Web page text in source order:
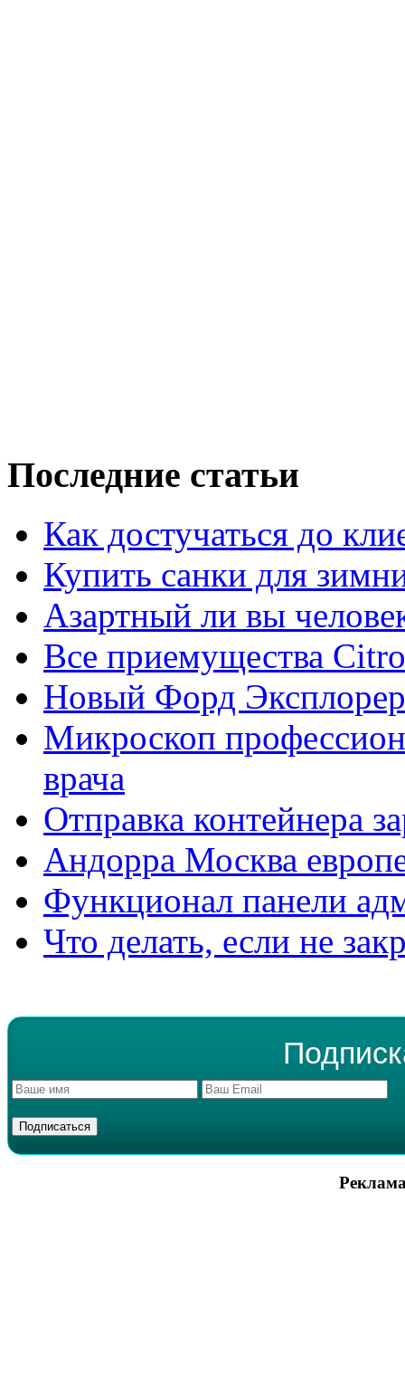
Последние статьи
Как достучаться до
Купить санки для
Азартный ли вы
Все приемущества
Новый Форд
Микроскоп
врача
Отправка контейнера
Андорра Москва
Функционал панели
Что делать, если не